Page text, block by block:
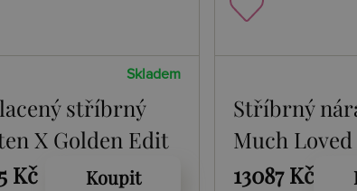
Skladem
stříbrný
X Golden Edit
Loved DR317
Kč Koupit
Stříbrný
Much Loved
13087 Kč